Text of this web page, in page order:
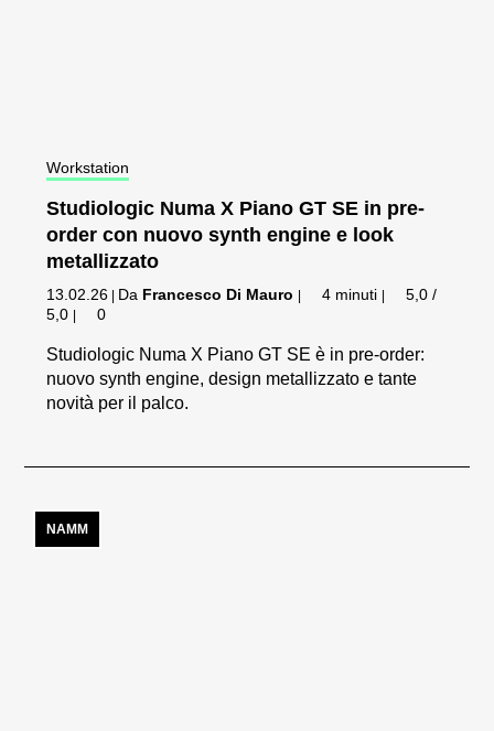
Workstation
Studiologic Numa X Piano GT SE in pre-
order con nuovo synth engine e look
metallizzato
13.02.26 Da Francesco Di Mauro 4 minuti
5,0 /
5,0
0
Studiologic Numa X Piano GT SE è in pre-order:
nuovo synth engine, design metallizzato e tante
novità per il palco.
NAMM